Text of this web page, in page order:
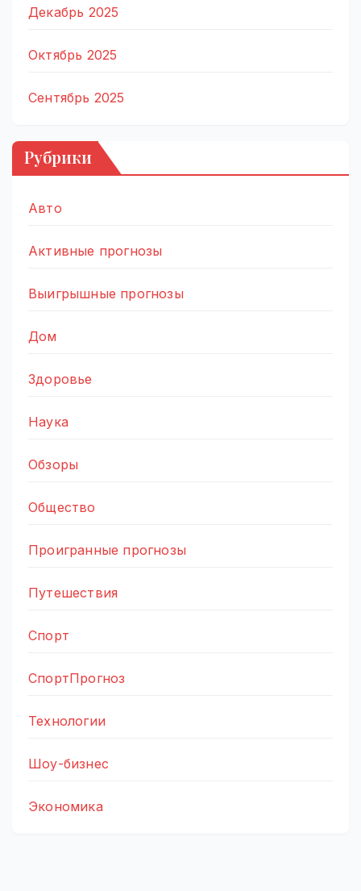
Декабрь 2025
Октябрь 2025
Сентябрь 2025
Рубрики
Авто
Активные прогнозы
Выигрышные прогнозы
Дом
Здоровье
Наука
Обзоры
Общество
Проигранные прогнозы
Путешествия
Спорт
СпортПрогноз
Технологии
Шоу-бизнес
Экономика